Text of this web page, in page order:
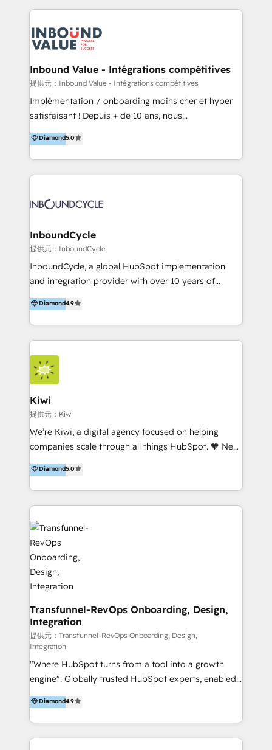
far with our HubSpot solutions. ✔️Bespoke apps &
Execution... Global 24/7 ... All Experts 3️⃣ Integrate |
Slash months from your API Integration project... ⬅️
Click "Contact Business" ⬅️ to access 150+ Kickstart
Integration templates that put HubSpot in the center
of your tech stack, syncing... 🛍️ Shopify or
WooCommerce 💲 Stripe or Paypal 💰 Sage or
Netsuite 🤖 Google or Microsoft ✍️ DocuSign or
the rare Advanced "Custom Integrations"
Accreditation, securely sync data across... 🔄 any
new HubSpot portal with Advanced Website and
CRM Migrations using our in-house "HubScrub" Tool.
Inbound Value - Intégrations compétitives
提供元：Inbound Value - Intégrations compétitives
Implémentation / onboarding moins cher et hyper
satisfaisant ! Depuis + de 10 ans, nous
accompagnons des entreprises dans
l’automatisation de leur croissance digitale via
HubSpot avec une approche compétitive. Nous
aidons nos clients à générer plus de RDV en
sommes une agence d’Inbound marketing et sales à
Diamond5.0
InboundCycle
提供元：InboundCycle
InboundCycle, a global HubSpot implementation
and integration provider with over 10 years of
experience, serves businesses in diverse industries.
With offices in Spain, Chile, Mexico, and Brazil, our
team of 100+ professionals deliver multilingual
services to clients in 15 countries. As the first
HubSpot Elite Partner in Latin America and Spain,
we hold numerous accreditations, including CRM
Implementation and Data Migration. Our services
include HubSpot setup and customization,
Marketing Automation, Inbound Marketing, Inbound
Sales, and Account-Based Marketing (ABM). We use
our skills in marketing automation and integrations
By working with InboundCycle, businesses benefit
from our extensive experience and expertise in
and achieve their goals.
Diamond4.9
Kiwi
提供元：Kiwi
We’re Kiwi, a digital agency focused on helping
companies scale through all things HubSpot. 🧡 New
HubSpot user? With 250+ implementations under
our belt, we bring proven expertise in solutions
architecture, onboarding, data migration, CRM builds
and integrations. Long-time HubSpotter? We’ll help
clean up your “hot mess” portal with our HubSpot
Action Plan, then continue support through a digital
marketing retainer. Our fully remote, international
team of HubSpot experts is: + 4x accredited
Diamond partner + Leaders of a HubSpot User
Group AND Community Group for B2B Technology +
Members of HubSpot's Partner Scaled Onboarding
program + Host of "Your HubSpot Helper" videos
on YouTube + Certified as HubSpot Trainers +
Recipients of 150+ certifications from HubSpot
Academy Whether you’re brand new to HubSpot or
using multiple Hubs for years, we’re here to turn
clients into raving fans. Don’t just take our word for
it…check out our growing list of 5-star reviews
below!
Diamond5.0
Transfunnel-RevOps Onboarding, Design,
Integration
提供元：Transfunnel-RevOps Onboarding, Design,
Integration
"Where HubSpot turns from a tool into a growth
engine". Globally trusted HubSpot experts, enabled
1200+ organisations across USA, North America, UK,
Europe, India, Australia, including big enterprise
accounts to startups alike. Transfunnel is known for:
- CUSTOM MARTECH SOLUTIONS - TECHNICAL
Diamond4.9